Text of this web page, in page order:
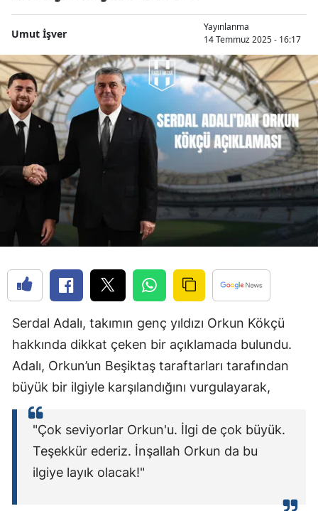
Umut İşver
Yayınlanma
14 Temmuz 2025 - 16:17
Serdal Adalı, takımın genç yıldızı Orkun Kökçü
hakkında dikkat çeken bir açıklamada bulundu.
Adalı, Orkun’un Beşiktaş taraftarları tarafından
büyük bir ilgiyle karşılandığını vurgulayarak,
"Çok seviyorlar Orkun'u. İlgi de çok büyük.
Teşekkür ederiz. İnşallah Orkun da bu
ilgiye layık olacak!"